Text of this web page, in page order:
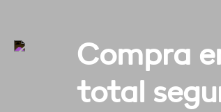
Compra
total